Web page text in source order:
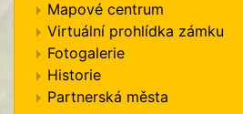
Mapové centrum
Virtuální prohlídka zámku
Fotogalerie
Historie
Partnerská města